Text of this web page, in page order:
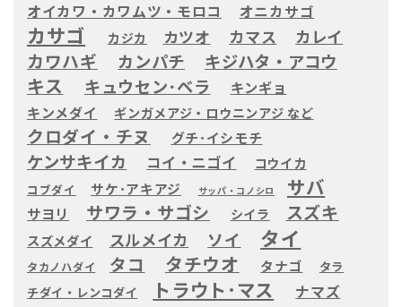
オイカワ・カワムツ・モロコ オニカサゴ
カサゴ カジカ カツオ カマス カレイ
カワハギ カンパチ キジハタ・アコウ
キス キュウセン･ベラ キンギョ
キンメダイ ギンガメアジ・ロウニンアジ など
クロダイ・チヌ グチ･イシモチ
ケンサキイカ コイ・ニゴイ コウイカ
コブダイ サケ･アキアジ サッパ・コノシロ サバ
サヨリ サワラ・サゴシ シイラ スズキ
スズメダイ スルメイカ ソイ タイ
タカノハダイ タコ タチウオ タナゴ
タラ
チダイ・レンコダイ
トラウト･マス ナマズ